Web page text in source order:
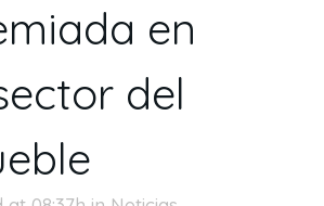
en
del